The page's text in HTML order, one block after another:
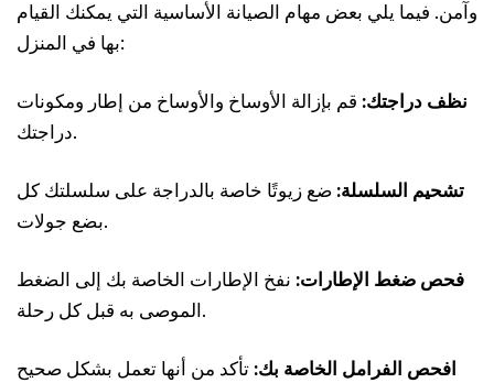
وآمن. فيما يلي بعض مهام الصيانة الأساسية التي يمكنك القيام
بها في المنزل:
نظف دراجتك: قم بإزالة الأوساخ والأوساخ من إطار ومكونات
دراجتك.
تشحيم السلسلة: ضع زيوتًا خاصة بالدراجة على سلسلتك كل
بضع جولات.
فحص ضغط الإطارات: نفخ الإطارات الخاصة بك إلى الضغط
الموصى به قبل كل رحلة.
افحص الفرامل الخاصة بك: تأكد من أنها تعمل بشكل صحيح